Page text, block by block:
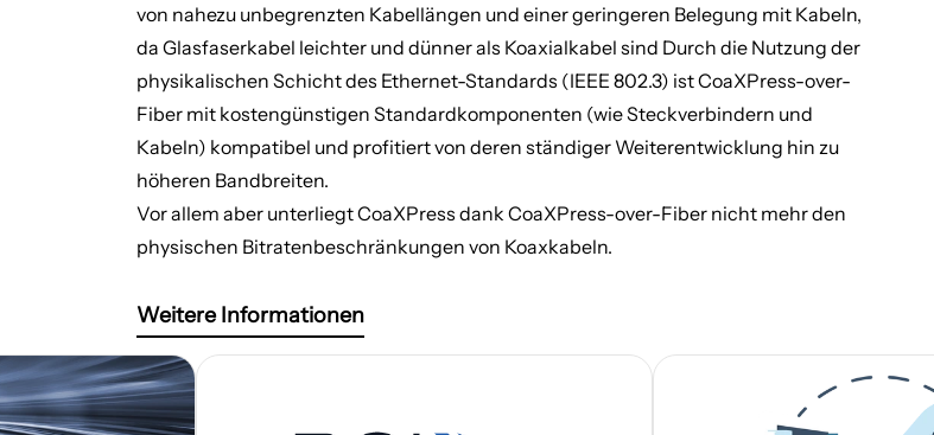
von nahezu unbegrenzten Kabellängen und einer geringeren Belegung mit Kabeln,
da Glasfaserkabel leichter und dünner als Koaxialkabel sind Durch die Nutzung der
physikalischen Schicht des Ethernet-Standards (IEEE 802.3) ist CoaXPress-over-
Fiber mit kostengünstigen Standardkomponenten (wie Steckverbindern und
Kabeln) kompatibel und profitiert von deren ständiger Weiterentwicklung hin zu
höheren Bandbreiten.
Vor allem aber unterliegt CoaXPress dank CoaXPress-over-Fiber nicht mehr den
physischen Bitratenbeschränkungen von Koaxkabeln.
Weitere Informationen